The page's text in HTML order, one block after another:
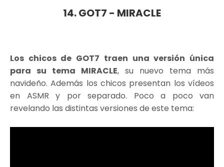
14. GOT7 - MIRACLE
Los chicos de GOT7 traen una versión única
para su tema MIRACLE, su nuevo tema más
navideño. Además los chicos presentan los vídeos
en ASMR y por separado. Poco a poco van
revelando las distintas versiones de este tema: